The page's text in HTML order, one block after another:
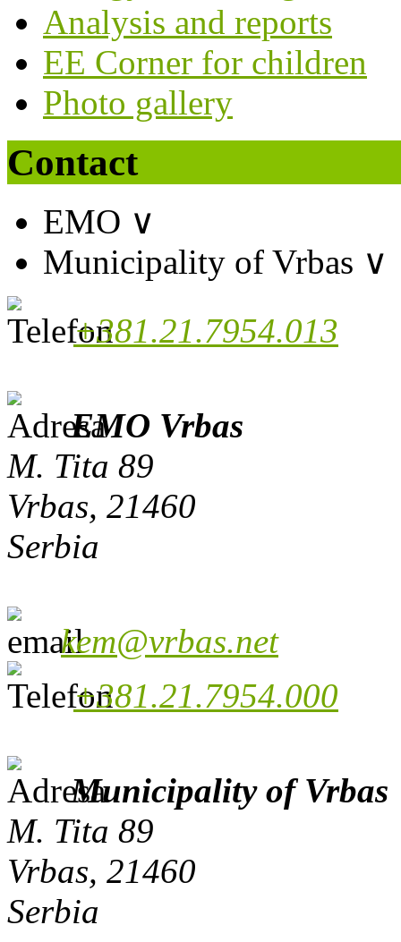
Analysis and reports
EE Corner for children
Photo gallery
Contact
EMO ∨
Municipality of Vrbas ∨
+381.21.7954.013
EMO Vrbas
M. Tita 89
Vrbas, 21460
Serbia
kem@vrbas.net
+381.21.7954.000
Municipality of Vrbas
M. Tita 89
Vrbas, 21460
Serbia